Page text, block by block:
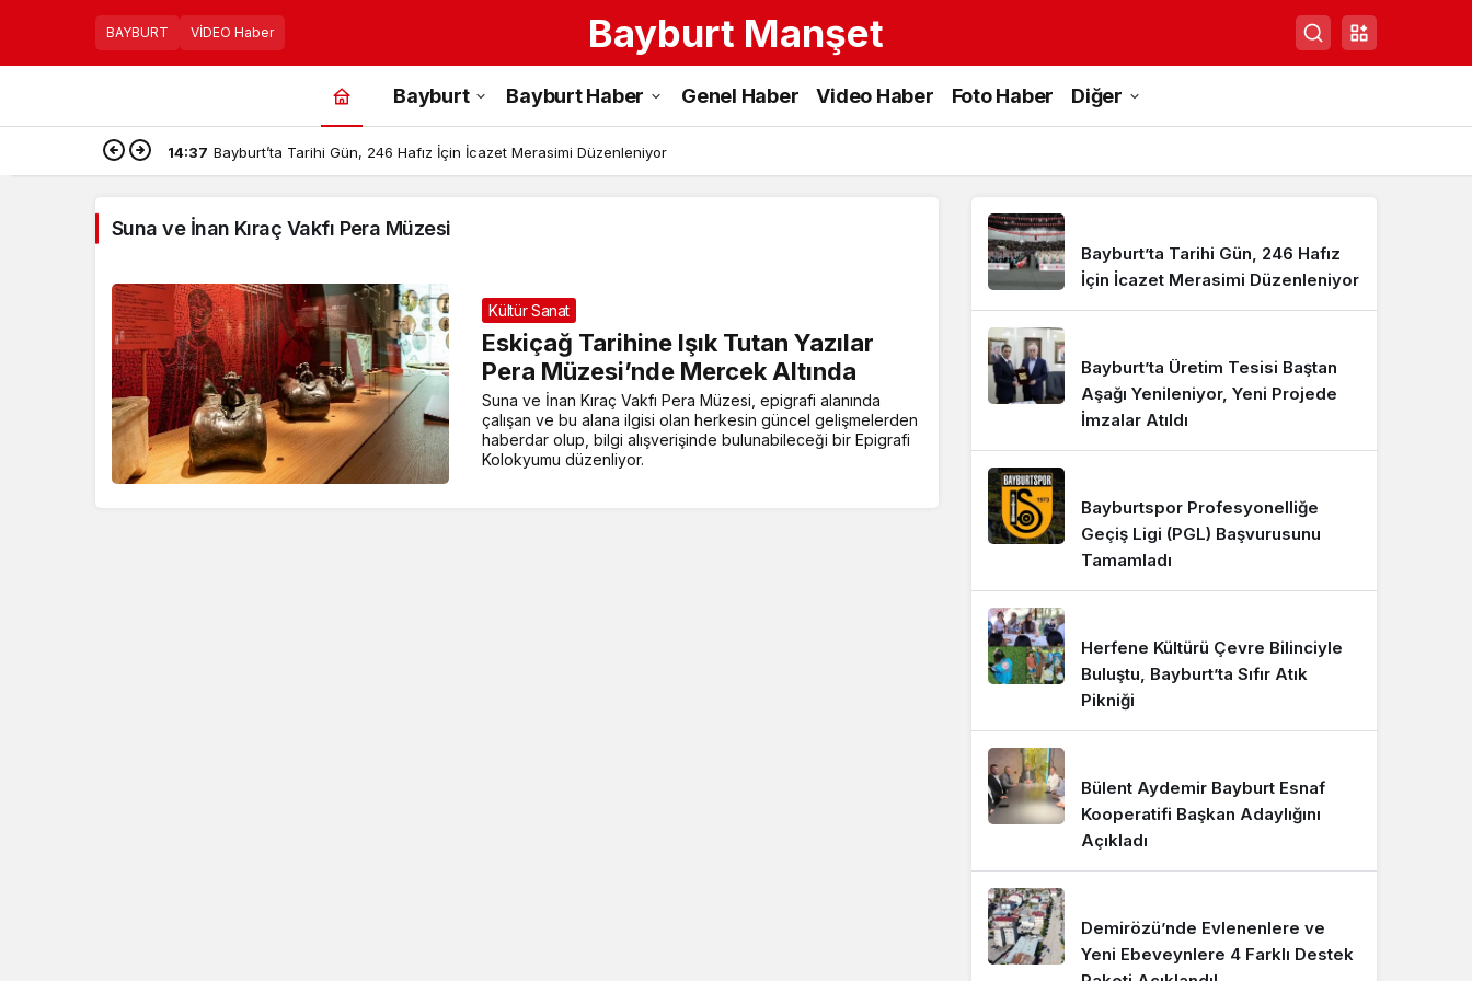
BAYBURT VİDEO Haber Bayburt Manşet
Suna
ve
İnan
Müzesi
Haberleri
Bayburt Bayburt Haber Genel Haber Video Haber Foto Haber Diğer
14:37 Bayburt’ta Tarihi Gün, 246 Hafız İçin İcazet Merasimi Düzenleniyor
Suna ve İnan Kıraç Vakfı Pera Müzesi
Kültür Sanat
Eskiçağ Tarihine Işık Tutan Yazılar
Pera Müzesi’nde Mercek Altında
Suna ve İnan Kıraç Vakfı Pera Müzesi, epigrafi alanında
çalışan ve bu alana ilgisi olan herkesin güncel gelişmelerden
haberdar olup, bilgi alışverişinde bulunabileceği bir Epigrafi
Kolokyumu düzenliyor.
Bayburt’ta Tarihi Gün, 246 Hafız
İçin İcazet Merasimi Düzenleniyor
Bayburt’ta Üretim Tesisi Baştan
Aşağı Yenileniyor, Yeni Projede
İmzalar Atıldı
Bayburtspor Profesyonelliğe
Geçiş Ligi (PGL) Başvurusunu
Tamamladı
Herfene Kültürü Çevre Bilinciyle
Buluştu, Bayburt’ta Sıfır Atık
Pikniği
Bülent Aydemir Bayburt Esnaf
Kooperatifi Başkan Adaylığını
Açıkladı
Demirözü’nde Evlenenlere ve
Yeni Ebeveynlere 4 Farklı Destek